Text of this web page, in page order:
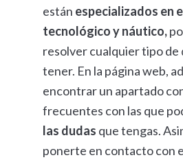
están especializados en
tecnológico y náutico,
resolver cualquier tipo de
tener. En la página web,
encontrar un apartado
frecuentes con las que
las dudas que tengas.
ponerte en contacto con